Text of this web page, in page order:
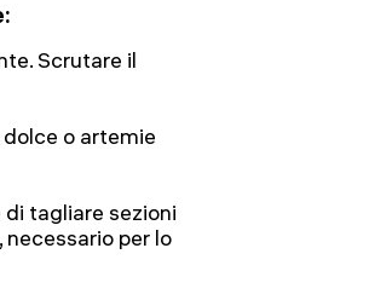
Scrutare il
o artemie
tagliare sezioni
per lo